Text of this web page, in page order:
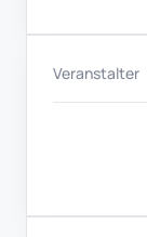
Veranstalter